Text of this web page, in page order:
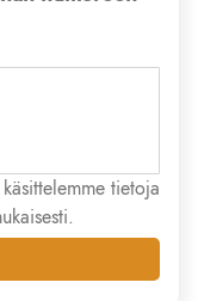
tietoja